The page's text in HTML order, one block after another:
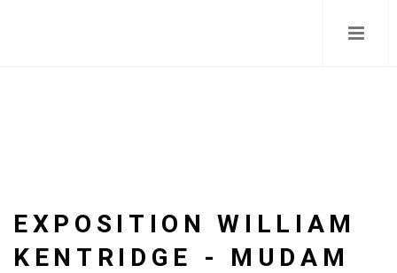
EXPOSITION WILLIAM
KENTRIDGE - MUDAM